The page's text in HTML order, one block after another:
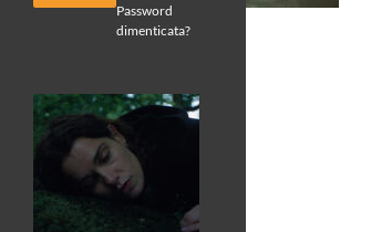
Password
dimenticata?